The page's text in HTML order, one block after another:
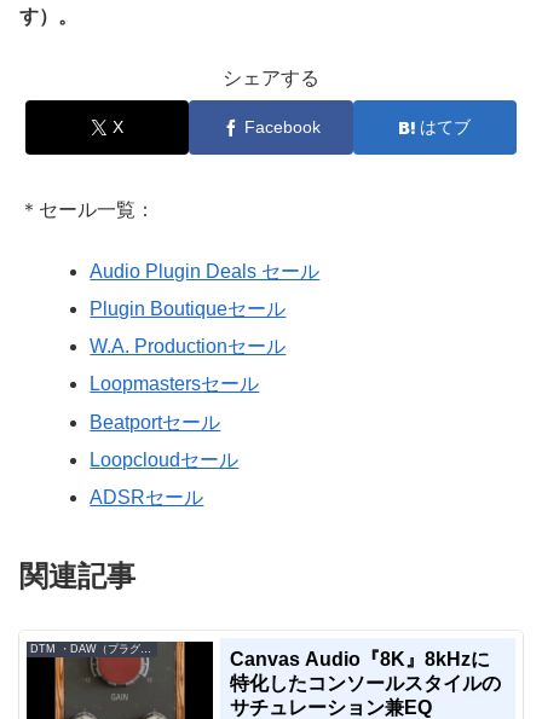
す）。
シェアする
X Facebook はてブ
＊セール一覧：
Audio Plugin Deals セール
Plugin Boutiqueセール
W.A. Productionセール
Loopmastersセール
Beatportセール
Loopcloudセール
ADSRセール
関連記事
Canvas Audio『8K』8kHzに
特化したコンソールスタイルの
サチュレーション兼EQ